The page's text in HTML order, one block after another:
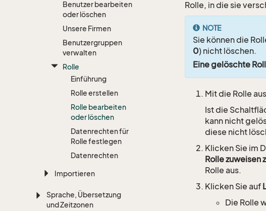
Benutzer bearbeiten
oder löschen
Unsere Firmen
Benutzergruppen
verwalten
Rolle
Einführung
Rolle erstellen
Rolle bearbeiten
oder löschen
Datenrechten für
Rolle festlegen
Datenrechten
Importieren
Sprache, Übersetzung
und Zeitzonen
Rolle, in die sie
NOTE
Sie können die
0) nicht löschen.
Eine gelöschte
Mit die Rolle
Ist die
kann nicht
diese nicht
Klicken Sie im
Rolle zuweisen
Rolle aus.
Klicken Sie auf
Die Rolle